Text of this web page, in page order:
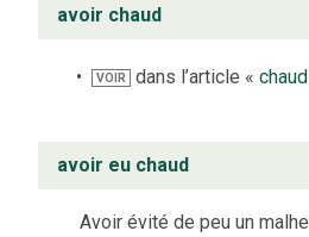
avoir chaud
VOIR dans l’article «chaud
avoir eu chaud
Avoir évité de peu un